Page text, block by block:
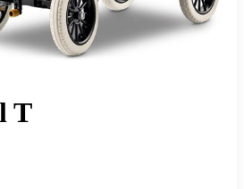
T